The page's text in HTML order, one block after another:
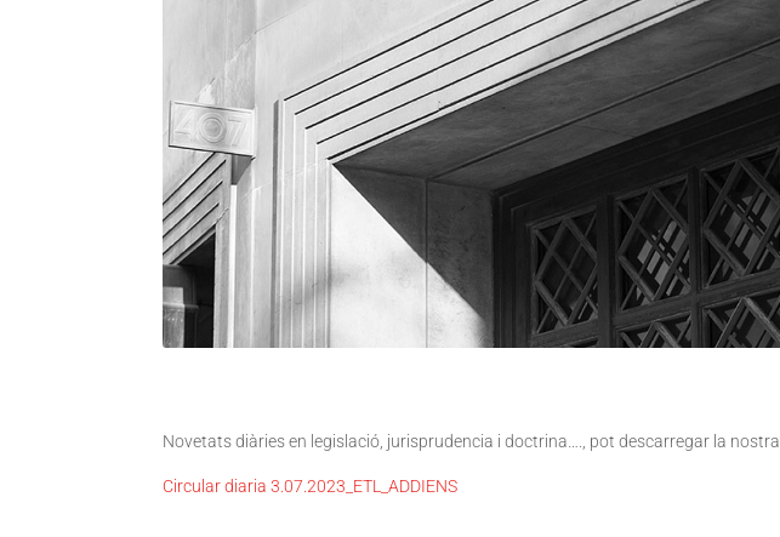
Novetats diàries en legislació, jurisprudencia i doctrina…., pot descarregar la nostra
Circular diaria 3.07.2023_ETL_ADDIENS